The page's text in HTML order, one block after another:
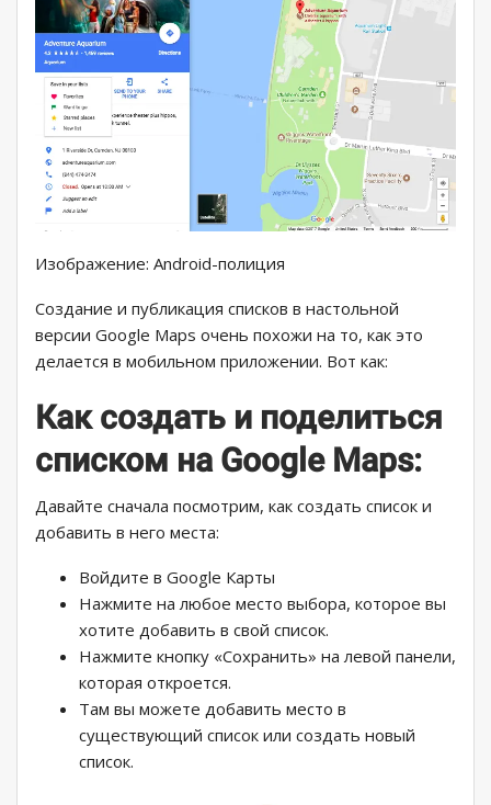
Изображение: Android-полиция
Создание и публикация списков в настольной
версии Google Maps очень похожи на то, как это
делается в мобильном приложении. Вот как:
Как создать и поделиться
списком на Google Maps:
Давайте сначала посмотрим, как создать список и
добавить в него места:
Войдите в Google Карты
Нажмите на любое место выбора, которое вы
хотите добавить в свой список.
Нажмите кнопку «Сохранить» на левой панели,
которая откроется.
Там вы можете добавить место в
существующий список или создать новый
список.